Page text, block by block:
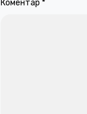
Коментар *